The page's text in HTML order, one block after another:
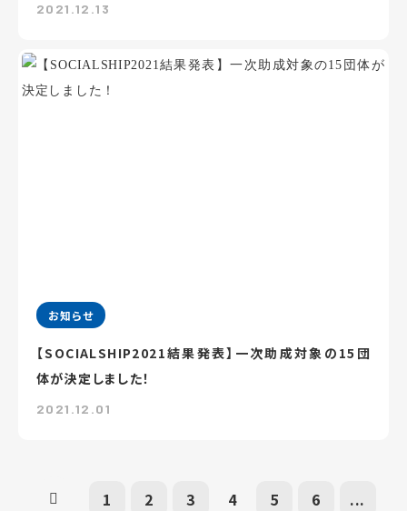
2021.12.13
お知らせ
【SOCIALSHIP2021結果発表】一次助成対象の15団
体が決定しました！
2021.12.01
1 2 3 4 5 6 ...